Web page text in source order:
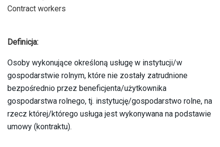
Contract workers
Definicja:
Osoby wykonujące określoną usługę w instytucji/w
gospodarstwie rolnym, które nie zostały zatrudnione
bezpośrednio przez beneficjenta/użytkownika
gospodarstwa rolnego, tj. instytucję/gospodarstwo rolne, na
rzecz której/którego usługa jest wykonywana na podstawie
umowy (kontraktu).